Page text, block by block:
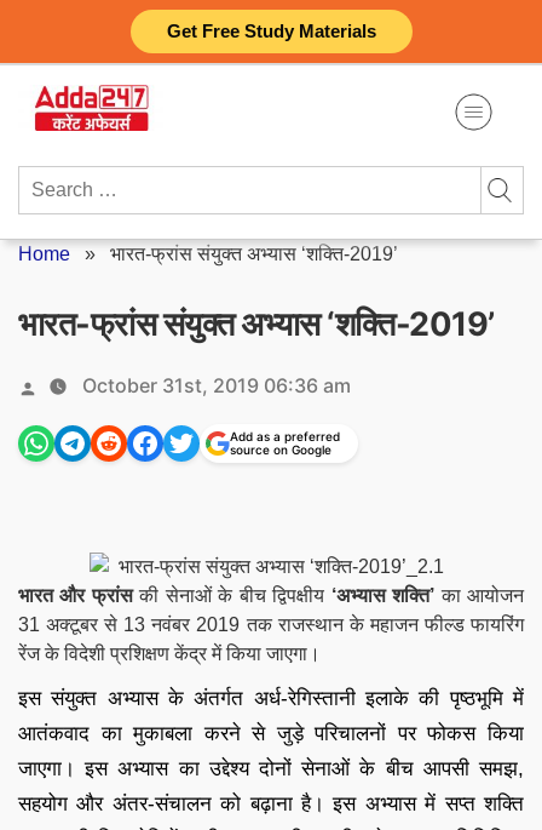
Get Free Study Materials
content
Search
Home » भारत-फ्रांस संयुक्त अभ्यास ‘शक्ति-2019’
भारत-फ्रांस संयुक्त अभ्यास ‘शक्ति-2019’
Posted
by
October 31st, 2019 06:36 am
Add as a preferred
source on Google
भारत और फ्रांसकी सेनाओं के बीच द्विपक्षीय ‘अभ्यास शक्ति’का आयोजन
31 अक्टूबर से 13 नवंबर 2019 तक राजस्थान के महाजन फील्ड फायरिंग
रेंज के विदेशी प्रशिक्षण केंद्र में किया जाएगा।
इस संयुक्त अभ्यास के अंतर्गत अर्ध-रेगिस्तानी इलाके की पृष्ठभूमि में
आतंकवाद का मुकाबला करने से जुड़े परिचालनों पर फोकस किया
जाएगा । इस अभ्यास का उद्देश्य दोनों सेनाओं के बीच आपसी समझ,
सहयोग और अंतर-संचालन को बढ़ाना है। इस अभ्यास में सप्त शक्ति